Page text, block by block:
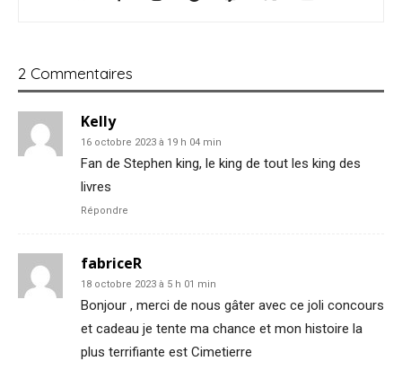
2 Commentaires
Kelly
16 octobre 2023 à 19 h 04 min
Fan de Stephen king, le king de tout les king des
livres
Répondre
fabriceR
18 octobre 2023 à 5 h 01 min
Bonjour , merci de nous gâter avec ce joli concours
et cadeau je tente ma chance et mon histoire la
plus terrifiante est Cimetierre